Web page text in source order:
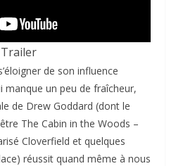
Trailer
de son influence
manque un peu de fraîcheur,
de Drew Goddard (dont le
The Cabin in the Woods –
Cloverfield et quelques
réussit quand même à nous